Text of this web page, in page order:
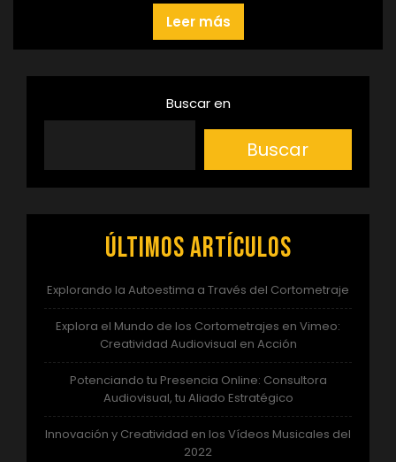
Leer más
Buscar en
Buscar
Últimos artículos
Explorando la Autoestima a Través del Cortometraje
Explora el Mundo de los Cortometrajes en Vimeo:
Creatividad Audiovisual en Acción
Potenciando tu Presencia Online: Consultora
Audiovisual, tu Aliado Estratégico
Innovación y Creatividad en los Vídeos Musicales del
2022